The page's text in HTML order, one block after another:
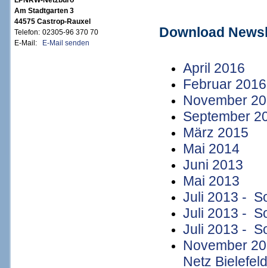
Am Stadtgarten 3
44575 Castrop-Rauxel
Telefon: 02305-96 370 70
E-Mail:
E-Mail senden
Download
April 2016
Februar 2016
November
September
März 2015
Mai 2014
Juni 2013
Mai 2013
Juli 2013 -
Juli 2013 -
Juli 2013 -
November
Netz